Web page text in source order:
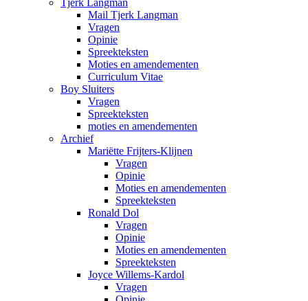
Tjerk Langman
Mail Tjerk Langman
Vragen
Opinie
Spreekteksten
Moties en amendementen
Curriculum Vitae
Boy Sluiters
Vragen
Spreekteksten
moties en amendementen
Archief
Mariëtte Frijters-Klijnen
Vragen
Opinie
Moties en amendementen
Spreekteksten
Ronald Dol
Vragen
Opinie
Moties en amendementen
Spreekteksten
Joyce Willems-Kardol
Vragen